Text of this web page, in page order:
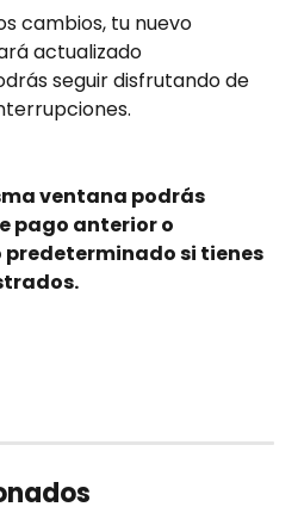
cambios, tu nuevo
actualizado
seguir disfrutando de
ventana podrás
pago anterior o
predeterminado si tienes